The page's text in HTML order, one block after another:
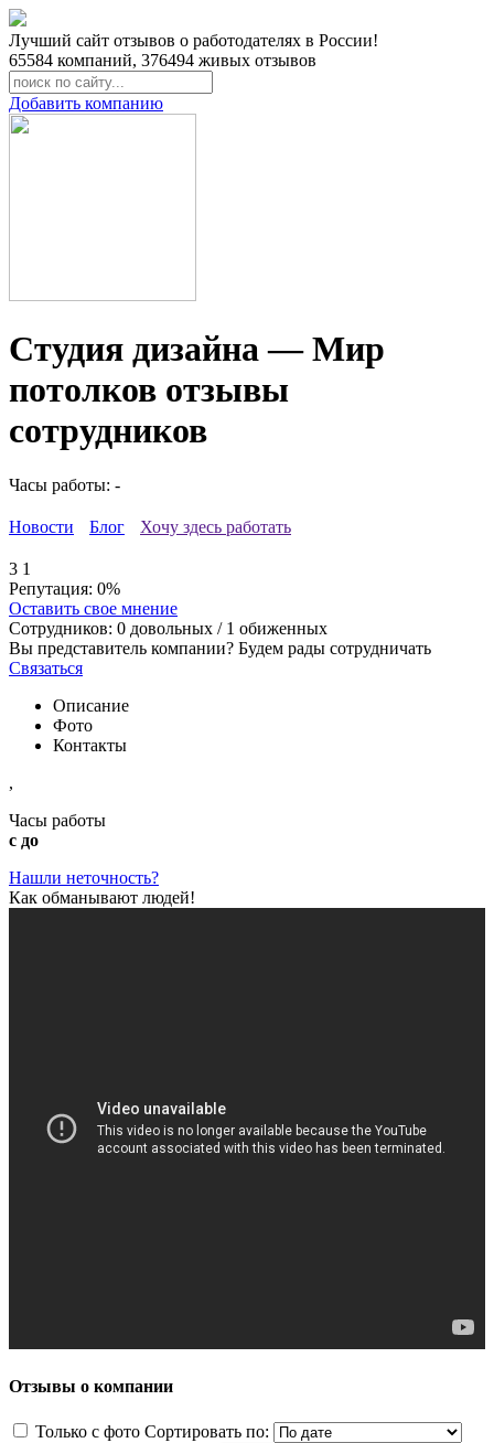
Лучший сайт отзывов о работодателях в России!
65584 компаний, 376494 живых отзывов
Добавить компанию
Студия дизайна — Мир
потолков отзывы
сотрудников
Часы работы: -
Новости Блог Хочу здесь работать
3 1
Репутация: 0%
Оставить свое мнение
Сотрудников: 0 довольных / 1 обиженных
Вы представитель компании? Будем рады сотрудничать
Связаться
Описание
Фото
Контакты
,
Часы работы
с до
Нашли неточность?
Как обманывают людей!
Отзывы о компании
Только с фото Сортировать по: